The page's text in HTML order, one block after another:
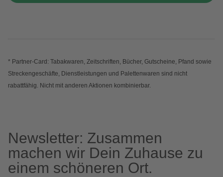
* Partner-Card: Tabakwaren, Zeitschriften, Bücher, Gutscheine, Pfand sowie
Streckengeschäfte, Dienstleistungen und Palettenwaren sind nicht
rabattfähig. Nicht mit anderen Aktionen kombinierbar.
Newsletter: Zusammen
machen wir Dein Zuhause zu
einem schöneren Ort.